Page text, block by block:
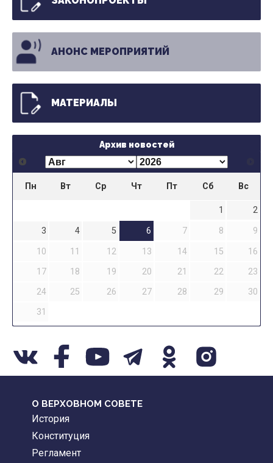
АНОНС МЕРОПРИЯТИЙ
МАТЕРИАЛЫ
Архив новостей
Пн Вт Ср Чт Пт Сб Вс
1
2
3
4 5 6 7 8
9
10
11 12 13 14 15
16
17
18 19 20 21 22
23
24
25 26 27 28 29
30
31
О ВЕРХОВНОМ СОВЕТЕ
История
Конституция
Регламент